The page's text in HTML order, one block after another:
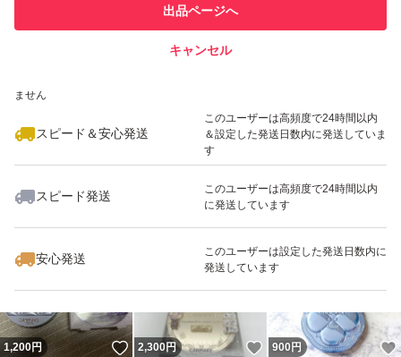
での取引実績があります
ません
スピード＆安心発送
このユーザーは高頻度で24時間以内
＆設定した発送日数内に発送していま
す
スピード発送
このユーザーは高頻度で24時間以内
に発送しています
安心発送
このユーザーは設定した発送日数内に
発送しています
出品ページへ
キャンセル
いいね！
380
1,200円 いいね！
2,300円 いいね！
900円